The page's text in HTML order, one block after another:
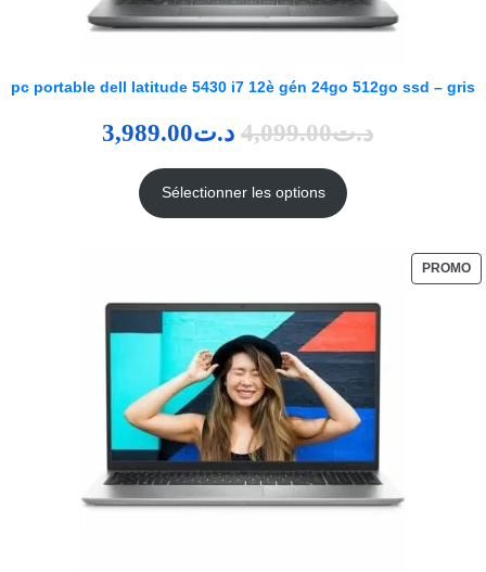
pc portable dell latitude 5430 i7 12è gén 24go 512go ssd – gris
د.ت4,099.00 د.ت3,989.00
Sélectionner les options
PROMO